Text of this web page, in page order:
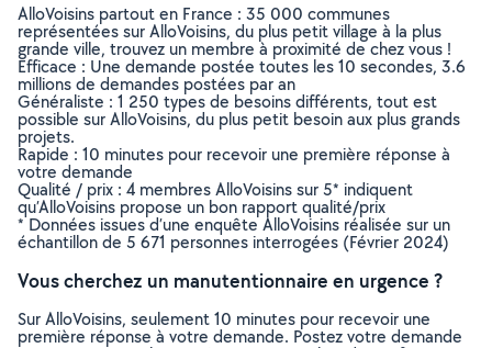
AlloVoisins partout en France : 35 000 communes
représentées sur AlloVoisins, du plus petit village à la plus
grande ville, trouvez un membre à proximité de chez vous !
Efficace : Une demande postée toutes les 10 secondes, 3.6
millions de demandes postées par an
Généraliste : 1 250 types de besoins différents, tout est
possible sur AlloVoisins, du plus petit besoin aux plus grands
projets.
Rapide : 10 minutes pour recevoir une première réponse à
votre demande
Qualité / prix : 4 membres AlloVoisins sur 5* indiquent
qu’AlloVoisins propose un bon rapport qualité/prix
* Données issues d’une enquête AlloVoisins réalisée sur un
échantillon de 5 671 personnes interrogées (Février 2024)
Vous cherchez un manutentionnaire en urgence ?
Sur AlloVoisins, seulement 10 minutes pour recevoir une
première réponse à votre demande. Postez votre demande